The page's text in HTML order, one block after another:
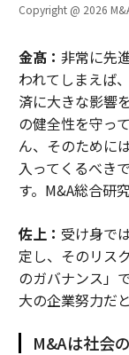
Copyright @ 2026
金髙： 非常に先
われてしまえば
済に大きな影響
の健全性を守っ
ん、そのために
入ってくるべき
す。M&A総合研
佐上： 受け身で
定し、そのリス
のガバナンス」
大の企業努力だ
M&Aは社会